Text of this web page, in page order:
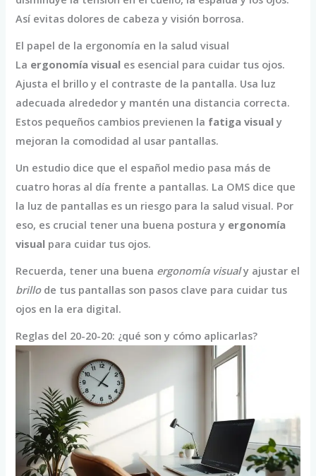
Así evitas dolores de cabeza y visión borrosa.
El papel de la ergonomía en la salud visual
La ergonomía visual es esencial para cuidar tus ojos.
Ajusta el brillo y el contraste de la pantalla. Usa luz
adecuada alrededor y mantén una distancia correcta.
Estos pequeños cambios previenen la fatiga visual y
mejoran la comodidad al usar pantallas.
Un estudio dice que el español medio pasa más de
cuatro horas al día frente a pantallas. La OMS dice que
la luz de pantallas es un riesgo para la salud visual. Por
eso, es crucial tener una buena postura y ergonomía
visual para cuidar tus ojos.
Recuerda, tener una buena ergonomía visualy ajustar el
brillode tus pantallas son pasos clave para cuidar tus
ojos en la era digital.
Reglas del 20-20-20: ¿qué son y cómo aplicarlas?